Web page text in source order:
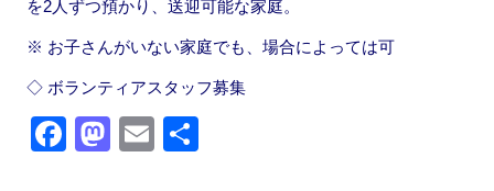
を2人ずつ預かり、送迎可能な家庭。
※ お子さんがいない家庭でも、場合によっては可
◇ ボランティアスタッフ募集
F
M
E